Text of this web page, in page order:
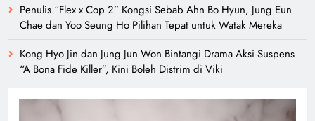
Penulis “Flex x Cop 2” Kongsi Sebab Ahn Bo Hyun, Jung Eun
Chae dan Yoo Seung Ho Pilihan Tepat untuk Watak Mereka
Kong Hyo Jin dan Jung Jun Won Bintangi Drama Aksi Suspens
“A Bona Fide Killer”, Kini Boleh Distrim di Viki